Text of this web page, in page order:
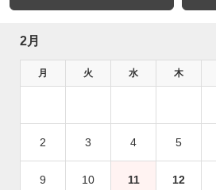
2月
月 火 水 木
2 3 4 5
9 10 11 12